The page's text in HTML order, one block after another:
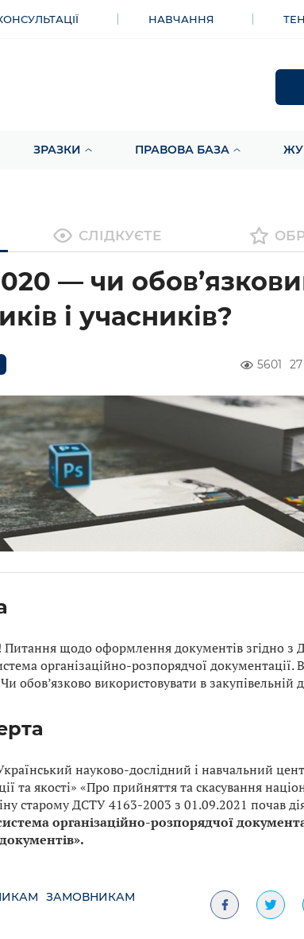
НАВЧАННЯ
ЗРАЗКИ ПРАВОВА БАЗА
СЛІДКУЄТЕ
— чи
і учасників?
5601
щодо оформлення документів згідно з
організаційно-розпорядчої документації.
обов’язково використовувати в закупівельній
науково-дослідний і навчальний
та якості» «Про прийняття та скасування
старому ДСТУ 4163-2003 з 01.09.2021 почав
організаційно-розпорядчої
ЗАМОВНИКАМ